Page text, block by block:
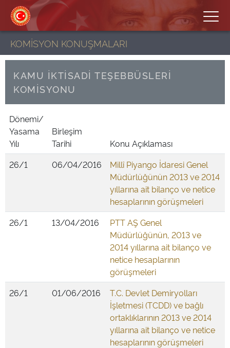
KOMİSYON KONUŞMALARI
KAMU İKTİSADİ TEŞEBBÜSLERİ
KOMİSYONU
Dönemi/
Yasama
Yılı
Birleşim
Tarihi
Konu Açıklaması
26/1
06/04/2016
Millî Piyango İdaresi Genel
Müdürlüğünün 2013 ve 2014
yıllarına ait bilanço ve netice
hesaplarının görüşmeleri
26/1
13/04/2016
PTT AŞ Genel
Müdürlüğünün, 2013 ve
2014 yıllarına ait bilanço ve
netice hesaplarının
görüşmeleri
26/1
01/06/2016
T.C. Devlet Demiryolları
İşletmesi (TCDD) ve bağlı
ortaklıklarının 2013 ve 2014
yıllarına ait bilanço ve netice
hesaplarının görüşmeleri